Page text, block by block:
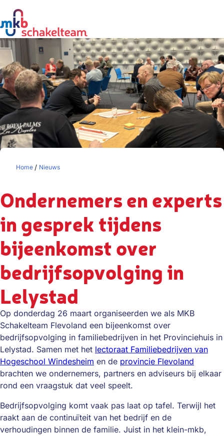
Home / Nieuws
Ondernemers en experts
in gesprek tijdens
bijeenkomst over
bedrijfsopvolging in
Lelystad
Op donderdag 26 maart organiseerden we als MKB
Schakelteam Flevoland een bijeenkomst over
bedrijfsopvolging in familiebedrijven in het Provinciehuis in
Lelystad. Samen met het lectoraat Familiebedrijven van
Hogeschool Windesheim en de provincie Flevoland
brachten we ondernemers, partners en adviseurs bij elkaar
rond een vraagstuk dat veel speelt.
Bedrijfsopvolging komt vaak pas laat op tafel. Terwijl het
raakt aan de continuïteit van het bedrijf en de
verhoudingen binnen de familie. Juist in het klein-mkb,